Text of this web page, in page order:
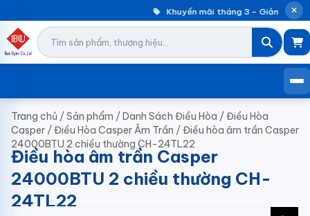
Khuyến mãi tháng 3 – Giảm đến
Trang chủ /Sản phẩm /Danh Sách Điều Hòa /Điều Hòa
Casper /Điều Hòa Casper Âm Trần /Điều hòa âm trần Casper
24000BTU 2 chiều thường CH-24TL22
Điều hòa âm trần Casper
24000BTU 2 chiều thường CH-
24TL22